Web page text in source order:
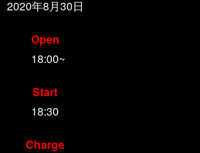
2020年8月30日
Open
18:00~
Start
18:30
Charge